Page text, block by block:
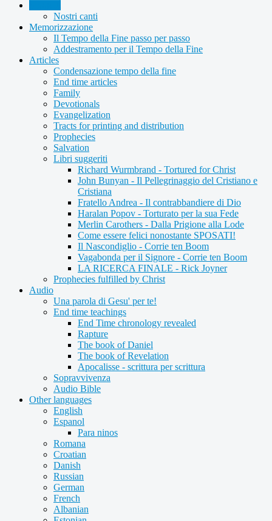
Nostri canti
Memorizzazione
Il Tempo della Fine passo per passo
Addestramento per il Tempo della Fine
Articles
Condensazione tempo della fine
End time articles
Family
Devotionals
Evangelization
Tracts for printing and distribution
Prophecies
Salvation
Libri suggeriti
Richard Wurmbrand - Tortured for Christ
John Bunyan - Il Pellegrinaggio del Cristiano e
Cristiana
Fratello Andrea - Il contrabbandiere di Dio
Haralan Popov - Torturato per la sua Fede
Merlin Carothers - Dalla Prigione alla Lode
Come essere felici nonostante SPOSATI!
Il Nascondiglio - Corrie ten Boom
Vagabonda per il Signore - Corrie ten Boom
LA RICERCA FINALE - Rick Joyner
Prophecies fulfilled by Christ
Audio
Una parola di Gesu' per te!
End time teachings
End Time chronology revealed
Rapture
The book of Daniel
The book of Revelation
Apocalisse - scrittura per scrittura
Sopravvivenza
Audio Bible
Other languages
English
Espanol
Para ninos
Romana
Croatian
Danish
Russian
German
French
Albanian